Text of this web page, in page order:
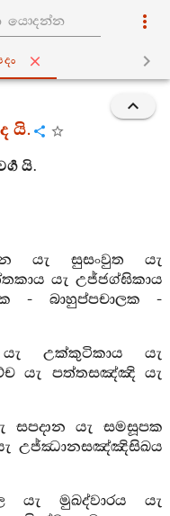
යි.
යි.
යැ සුසංවුත යැ
යැ උජ්ජග්ඝිකාය
- බාහුප්පචාලක -
උක්කුටිකාය යැ
යැ පත්තසඤ්ඤි යැ
යැ සමසූපක
උජ්ඣානසඤ්ඤිසිඛය
යැ මුඛද්වාරය යැ